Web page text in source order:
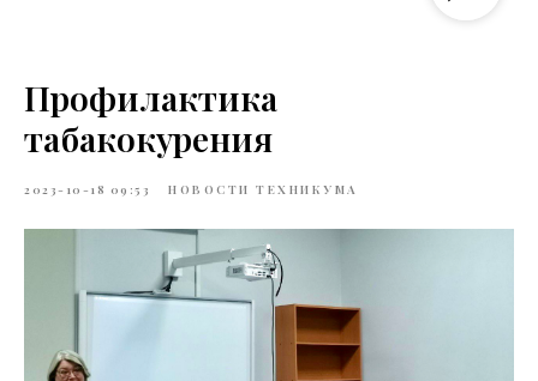
Профилактика
табакокурения
2023-10-18 09:53 НОВОСТИ ТЕХНИКУМА